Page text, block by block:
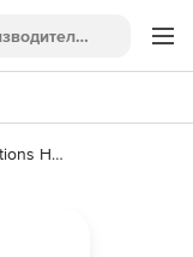
iFAX Solutions HylaFSP